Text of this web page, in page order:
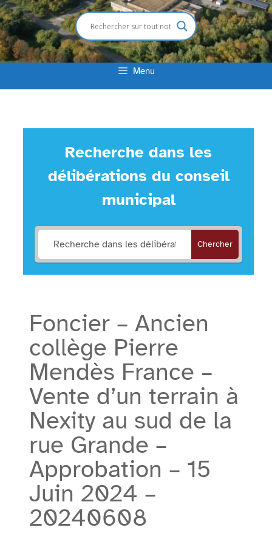
Menu
Recherche dans les
délibérations du conseil
municipal
Chercher
Foncier – Ancien
collège Pierre
Mendès France –
Vente d’un terrain à
Nexity au sud de la
rue Grande –
Approbation – 15
Juin 2024 –
20240608